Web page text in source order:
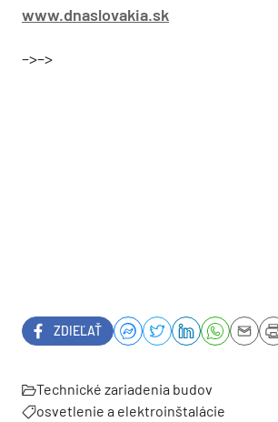
www.dnaslovakia.sk
–>–>
ZDIEĽAŤ
Technické zariadenia budov
osvetlenie a elektroinštalácie